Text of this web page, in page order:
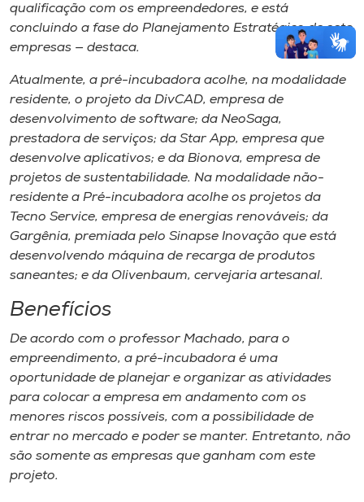
qualificação com os empreendedores, e está
concluindo a fase do Planejamento Estratégico de sete
empresas — destaca.
Atualmente, a pré-incubadora acolhe, na modalidade
residente, o projeto da DivCAD, empresa de
desenvolvimento de software; da NeoSaga,
prestadora de serviços; da Star App, empresa que
desenvolve aplicativos; e da Bionova, empresa de
projetos de sustentabilidade. Na modalidade não-
residente a Pré-incubadora acolhe os projetos da
Tecno Service, empresa de energias renováveis; da
Gargênia, premiada pelo Sinapse Inovação que está
desenvolvendo máquina de recarga de produtos
saneantes; e da Olivenbaum, cervejaria artesanal.
Benefícios
De acordo com o professor Machado, para o
empreendimento, a pré-incubadora é uma
oportunidade de planejar e organizar as atividades
para colocar a empresa em andamento com os
menores riscos possíveis, com a possibilidade de
entrar no mercado e poder se manter. Entretanto, não
são somente as empresas que ganham com este
projeto.